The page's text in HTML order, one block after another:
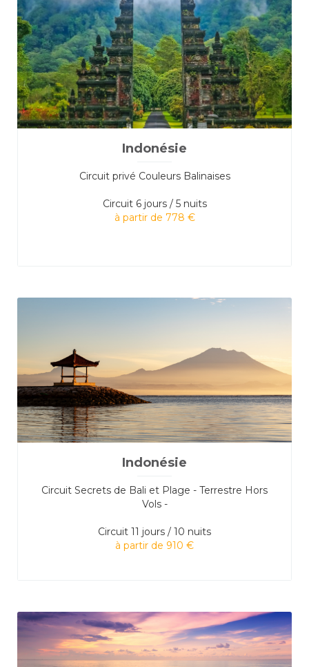
Indonésie
Circuit privé Couleurs Balinaises
Circuit 6 jours / 5 nuits
à partir de 778 €
Indonésie
Circuit Secrets de Bali et Plage - Terrestre Hors
Vols -
Circuit 11 jours / 10 nuits
à partir de 910 €